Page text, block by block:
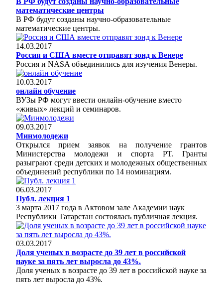
математические центры
В РФ будут созданы научно-образовательные
математические центры.
14.03.2017
Россия и США вместе отправят зонд к Венере
Россия и NASA объединились для изучения Венеры.
10.03.2017
онлайн обучение
ВУЗы РФ могут ввести онлайн-обучение вместо
«живых» лекций и семинаров.
09.03.2017
Минмолодежи
Открылся прием заявок на получение грантов
Министерства молодежи и спорта РТ. Гранты
разыграют среди детских и молодежных общественных
объединений республики по 14 номинациям.
06.03.2017
Публ. лекция 1
3 марта 2017 года в Актовом зале Академии наук
Республики Татарстан состоялась публичная лекция.
03.03.2017
Доля ученых в возрасте до 39 лет в российской
науке за пять лет выросла до 43%.
Доля ученых в возрасте до 39 лет в российской науке за
пять лет выросла до 43%.